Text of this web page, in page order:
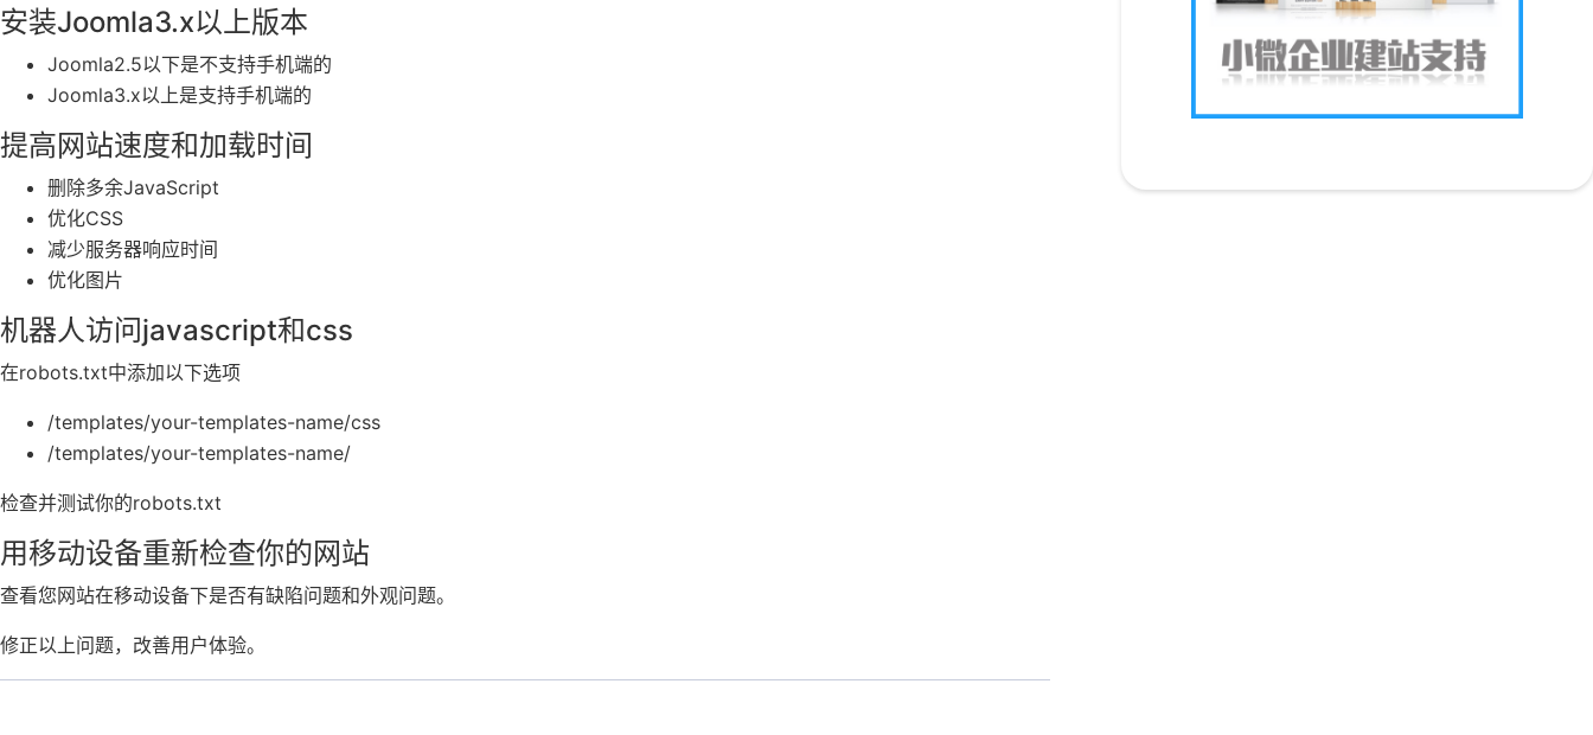
安装Joomla3.x以上版本
Joomla2.5以下是不支持手机端的
Joomla3.x以上是支持手机端的
提高网站速度和加载时间
删除多余JavaScript
优化CSS
减少服务器响应时间
优化图片
机器人访问javascript和css
在robots.txt中添加以下选项
/templates/your-templates-name/css
/templates/your-templates-name/
检查并测试你的robots.txt
用移动设备重新检查你的网站
查看您网站在移动设备下是否有缺陷问题和外观问题。
修正以上问题，改善用户体验。